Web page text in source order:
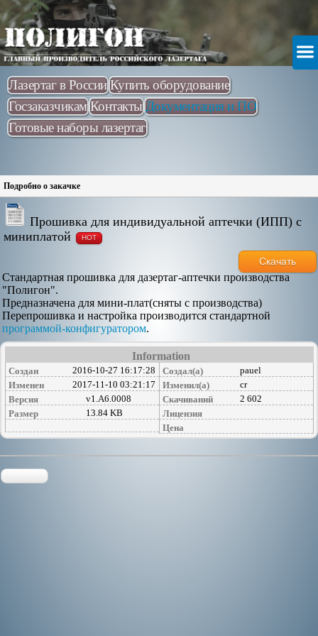
Лазертаг в России Купить оборудование
Госзаказчикам Контакты Документация и ПО
Готовые наборы лазертаг
Подробно о закачке
Прошивка для индивидуальной аптечки (ИПП) с
миниплатой
HOT
Скачать
Стандартная прошивка для дазертаг-аптечки производства
"Полигон".
Предназначена для мини-плат(сняты с производства)
Перепрошивка и настройка производится стандартной
программой-конфигуратором.
Information
Создан
2016-10-27 16:17:28
Изменен
2017-11-10 03:21:17
Версия
v1.A6.0008
Размер
13.84 KB
Создал(а)
pauel
Изменил(а)
cr
Скачиваний
2 602
Лицензия
Цена